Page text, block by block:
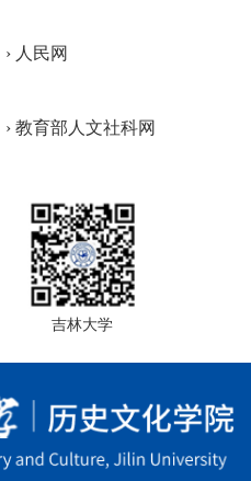
› 人民网
› 教育部人文社科网
吉林大学